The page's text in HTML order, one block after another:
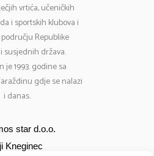
vrtića, učeničkih
i sportskih klubova i
Republike
susjednih država.
je 1993. godine sa
gdje se nalazi
i danas.
star d.o.o.
Kneginec